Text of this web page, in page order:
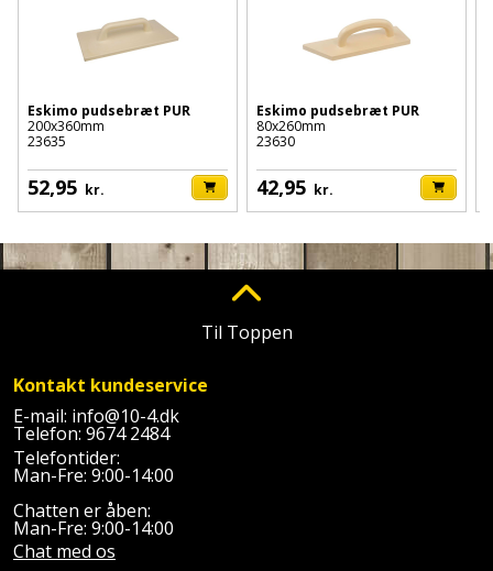
dørgreb
lås
Fliseopsætning
Fugemateriale
og
lim
Garageport
Gelænder
Gips
Grundmursplader
Byggepladshegn
Donkraft
Dorn
skumpistol
Gevindskærer
Glasløfter
Båndsav
Båndsliber
og
bænksliber
Bindemaskine
Bits
Bor
Bordrundsav
Havetraktor
Højtryksrenser
Husvandværk
Kompostkværn
og
Motorsav
og
kædesav
og
kædesav
Belægningssten
Belysning
Beslag
Bilpleje
og
autotilbehør
Brændeovn
Brandslukker
Brugskunst
Camping
Maling
udendørs
Rengøring
Spartelmasse
til
væg
Tape
afløb
Pex
rør
Radiator
Stålvask
Ventilation
og
indeklima
Tilbudsavis
Log
ind
Kvik
Guides
Gaveideer
Aktiviteter
Eskimo pudsebræt PUR
200x360mm
23635
52,95 kr.
Eskimo pudsebræt PUR
80x260mm
23630
42,95 kr.
Til Toppen
Kontakt kundeservice
E-mail: info@10-4.dk
Telefon: 9674 2484
Telefontider:
Man-Fre: 9:00-14:00
Chatten er åben:
Man-Fre: 9:00-14:00
Chat med os